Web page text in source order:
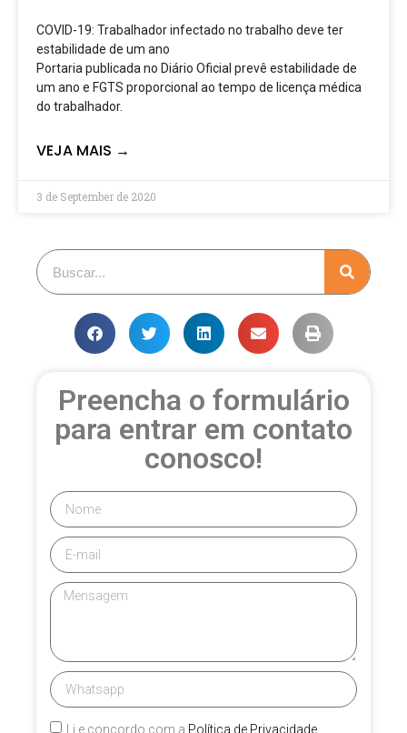
COVID-19: Trabalhador infectado no trabalho deve ter
estabilidade de um ano
Portaria publicada no Diário Oficial prevê estabilidade de
um ano e FGTS proporcional ao tempo de licença médica
do trabalhador.
VEJA MAIS →
3 de September de 2020
Preencha o formulário
para entrar em contato
conosco!
Li e concordo com a Política de Privacidade